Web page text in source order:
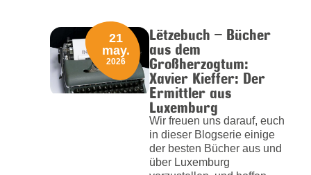
Lëtzebuch – Bücher
aus dem
Großherzogtum:
Xavier Kieffer: Der
Ermittler aus
Luxemburg
Wir freuen uns darauf, euch
in dieser Blogserie einige
der besten Bücher aus und
über Luxemburg
21
may.
2026